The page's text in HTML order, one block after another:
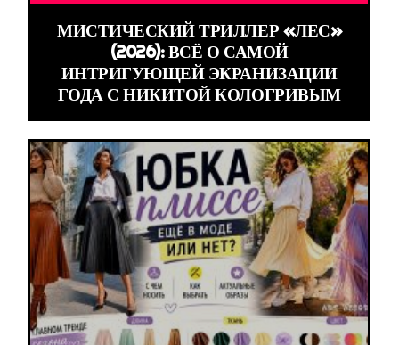
МИСТИЧЕСКИЙ ТРИЛЛЕР «ЛЕС»
(2026): ВСЁ О САМОЙ
ИНТРИГУЮЩЕЙ ЭКРАНИЗАЦИИ
ГОДА С НИКИТОЙ КОЛОГРИВЫМ